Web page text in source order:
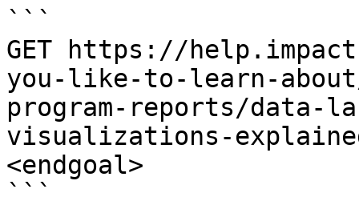
```
GET https://
you-like-to-learn-
program-reports/data-
visualizations-
<endgoal>
```